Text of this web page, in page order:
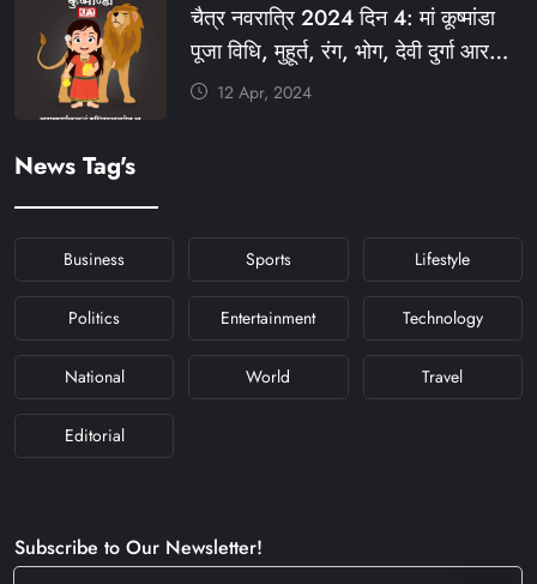
#NAVRATRIDAY
चैत्र नवरात्रि 2024 दिन 4: मां कूष्मांडा
पूजा विधि, मुहूर्त, रंग, भोग, देवी दुर्गा आरती
और मंत्र #KFY #KFYNEWS
12 Apr, 2024
News Tag's
Business Sports Lifestyle
Politics Entertainment Technology
National World Travel
Editorial
Subscribe to Our Newsletter!